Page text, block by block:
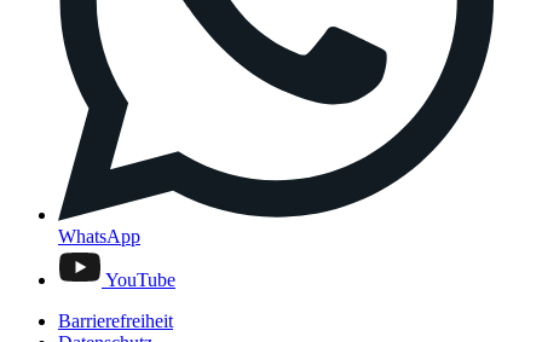
WhatsApp
YouTube
Barrierefreiheit